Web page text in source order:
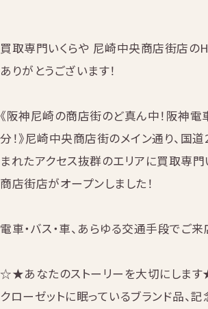
買取専門いくらや 尼崎中央商店街店の
ありがとうございます！
《阪神尼崎の商店街のど真ん中！阪神
分！》尼崎中央商店街のメイン通り、国
まれたアクセス抜群のエリアに買取専
商店街店がオープンしました！
電車・バス・車、あらゆる交通手段でご来
☆★あなたのストーリーを大切にしま
クローゼットに眠っているブランド品、